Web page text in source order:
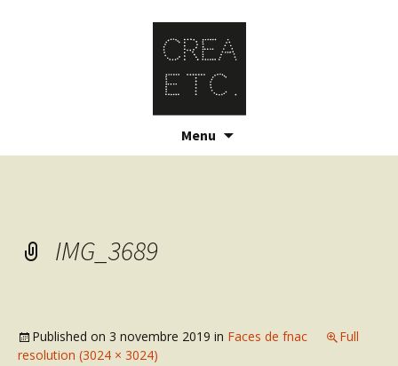
Menu
IMG_3689
Published on 3 novembre 2019 in Faces de fnac
Full
resolution (3024 × 3024)